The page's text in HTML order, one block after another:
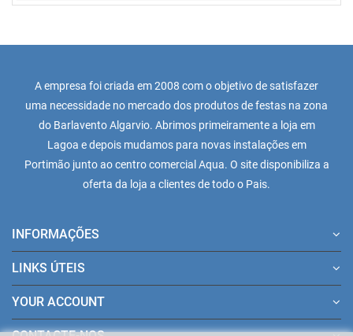
A empresa foi criada em 2008 com o objetivo de satisfazer
uma necessidade no mercado dos produtos de festas na zona
do Barlavento Algarvio. Abrimos primeiramente a loja em
Lagoa e depois mudamos para novas instalações em
Portimão junto ao centro comercial Aqua. O site disponibiliza a
oferta da loja a clientes de todo o Pais.
INFORMAÇÕES
LINKS ÚTEIS
YOUR ACCOUNT